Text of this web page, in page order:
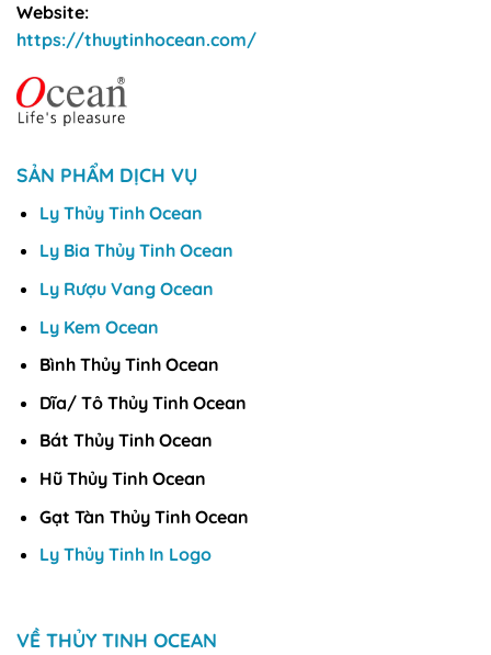
Website:
https://thuytinhocean.com/
SẢN PHẨM DỊCH VỤ
Ly Thủy Tinh Ocean
Ly Bia Thủy Tinh Ocean
Ly Rượu Vang Ocean
Ly Kem Ocean
Bình Thủy Tinh Ocean
Dĩa/ Tô Thủy Tinh Ocean
Bát Thủy Tinh Ocean
Hũ Thủy Tinh Ocean
Gạt Tàn Thủy Tinh Ocean
Ly Thủy Tinh In Logo
VỀ THỦY TINH OCEAN